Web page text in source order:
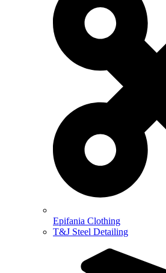
Epifania Clothing
T&J Steel Detailing